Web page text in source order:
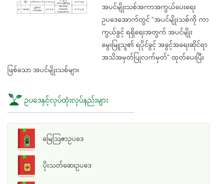
အပင်မျိုးသစ်အကာအကွယ်ပေးရေး
ဥပဒေအောက်တွင် “အပင်မျိုးသစ်ကို ကာ
ကွယ်ခွင့် ရရှိရေးအတွက် အပင်မျိုး
မွေးမြူသူ၏ ရပိုင်ခွင့် အခွင့်အရေးဆိုင်ရာ
အသိအမှတ်ပြုလက်မှတ်” ထုတ်ပေးပြီး
ဖြစ်သော အပင်မျိုးသစ်များ
ဥပဒေနှင့်လုပ်ထုံးလုပ်နည်းများ
မြေသြဇာဥပဒေ
ပိုးသတ်ဆေးဥပဒေ